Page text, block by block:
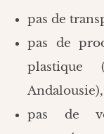
pas de
pas de
plastique
Andalousie),
pas de